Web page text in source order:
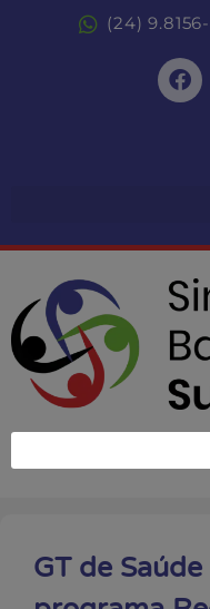
(24)
GT de